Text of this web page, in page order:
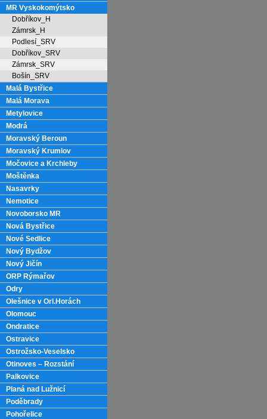
MR Vyskokomýtsko
Dobříkov_H
Zámrsk_H
Podlesí_SRV
Dobříkov_SRV
Zámrsk_SRV
Bošín_SRV
Malá Bystřice
Malá Morava
Metylovice
Modrá
Moravský Beroun
Moravský Krumlov
Močovice a Krchleby
Moštěnka
Nasavrky
Nemotice
Novoborsko MR
Nová Bystřice
Nové Sedlice
Nový Bydžov
Nový Jičín
ORP Rýmařov
Odry
Olešnice v Orl.Horách
Olomouc
Ondratice
Ostravice
Ostrožsko-Veselsko
Otinoves – Rozstání
Palkovice
Planá nad Lužnicí
Poděbrady
Pohořelice